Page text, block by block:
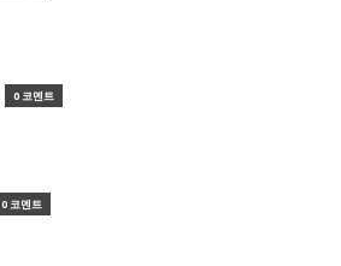
0 코멘트
0 코멘트